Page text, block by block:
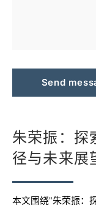
Send
朱荣振：探
径与未来展
本文围绕"朱荣振：